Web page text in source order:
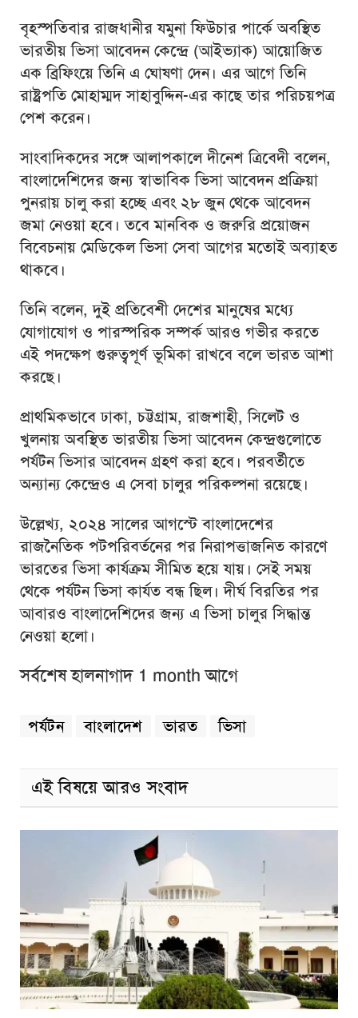
বৃহস্পতিবার রাজধানীর যমুনা ফিউচার পার্কে অবস্থিত
ভারতীয় ভিসা আবেদন কেন্দ্রে (আইভ্যাক) আয়োজিত
এক ব্রিফিংয়ে তিনি এ ঘোষণা দেন। এর আগে তিনি
রাষ্ট্রপতিমোহাম্মদ সাহাবুদ্দিন-এর কাছে তার পরিচয়পত্র
পেশ করেন।
সাংবাদিকদের সঙ্গে আলাপকালে দীনেশ ত্রিবেদী বলেন,
বাংলাদেশিদের জন্য স্বাভাবিক ভিসা আবেদন প্রক্রিয়া
পুনরায় চালু করা হচ্ছে এবং ২৮ জুন থেকে আবেদন
জমা নেওয়া হবে। তবে মানবিক ও জরুরি প্রয়োজন
বিবেচনায় মেডিকেল ভিসা সেবা আগের মতোই অব্যাহত
থাকবে।
তিনি বলেন, দুই প্রতিবেশী দেশের মানুষের মধ্যে
যোগাযোগ ও পারস্পরিক সম্পর্ক আরও গভীর করতে
এই পদক্ষেপ গুরুত্বপূর্ণ ভূমিকা রাখবে বলে ভারত আশা
করছে।
প্রাথমিকভাবে ঢাকা, চট্টগ্রাম, রাজশাহী, সিলেট ও
খুলনায় অবস্থিত ভারতীয় ভিসা আবেদন কেন্দ্রগুলোতে
পর্যটন ভিসার আবেদন গ্রহণ করা হবে। পরবর্তীতে
অন্যান্য কেন্দ্রেও এ সেবা চালুর পরিকল্পনা রয়েছে।
উল্লেখ্য, ২০২৪ সালের আগস্টে বাংলাদেশের
রাজনৈতিক পটপরিবর্তনের পর নিরাপত্তাজনিত কারণে
ভারতের ভিসা কার্যক্রম সীমিত হয়ে যায়। সেই সময়
থেকে পর্যটন ভিসা কার্যত বন্ধ ছিল। দীর্ঘ বিরতির পর
আবারও বাংলাদেশিদের জন্য এ ভিসা চালুর সিদ্ধান্ত
নেওয়া হলো।
সর্বশেষ হালনাগাদ 1 month আগে
পর্যটন বাংলাদেশ ভারত ভিসা
এই বিষয়ে আরও সংবাদ